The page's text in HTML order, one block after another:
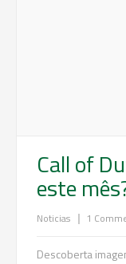
Call of
este
Noticias | 1
Descoberta